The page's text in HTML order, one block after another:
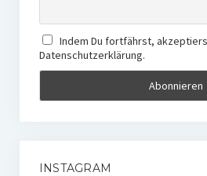
Indem Du fortfährst,
Datenschutzerklärung.
INSTAGRAM